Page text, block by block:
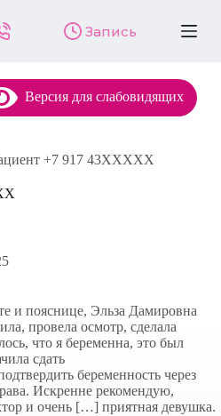
Запись
Версия для слабовидящих
+7 917 43XXXXX
и пояснице, Эльза Дамировна
провела осмотр, сделала
что я беременна, это был
сдать
беременность через
Искренне рекомендую,
и очень […] приятная девушка.